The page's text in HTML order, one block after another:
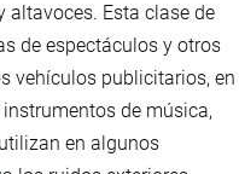
altavoces. Esta clase de
de espectáculos y otros
vehículos publicitarios, en
de música,
en algunos